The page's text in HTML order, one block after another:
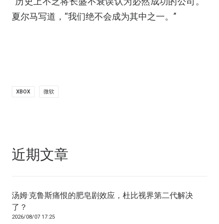
夏尔马写道，“我们绝不会成为其中之一。”
XBOX 微软
近期文章
汤姆·克鲁斯痛恨的肥皂剧效应，杜比视界第二代解决
了？
2026/08/07 17:25